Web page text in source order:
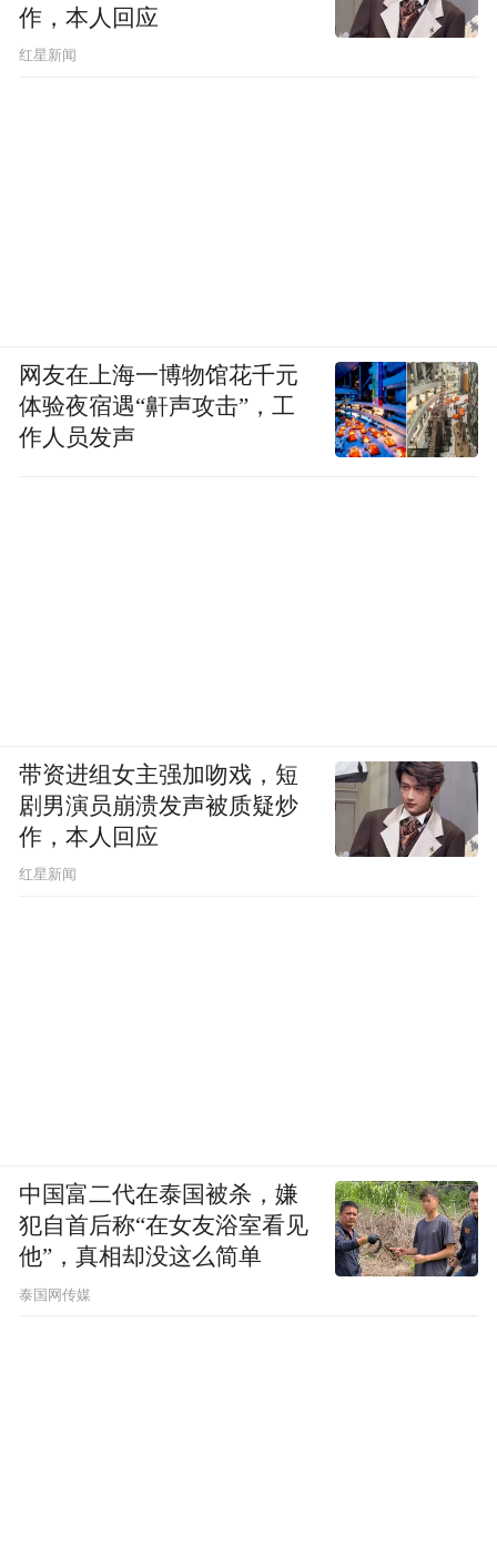
作，本人回应
​红星新闻
网友在上海一博物馆花千元
体验夜宿遇“鼾声攻击”，工
作人员发声
带资进组女主强加吻戏，短
剧男演员崩溃发声被质疑炒
作，本人回应
​红星新闻
中国富二代在泰国被杀，嫌
犯自首后称“在女友浴室看见
他”，真相却没这么简单
泰国网传媒